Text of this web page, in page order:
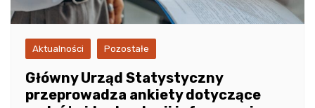
Aktualności Pozostałe
Główny Urząd Statystyczny
przeprowadza ankiety dotyczące